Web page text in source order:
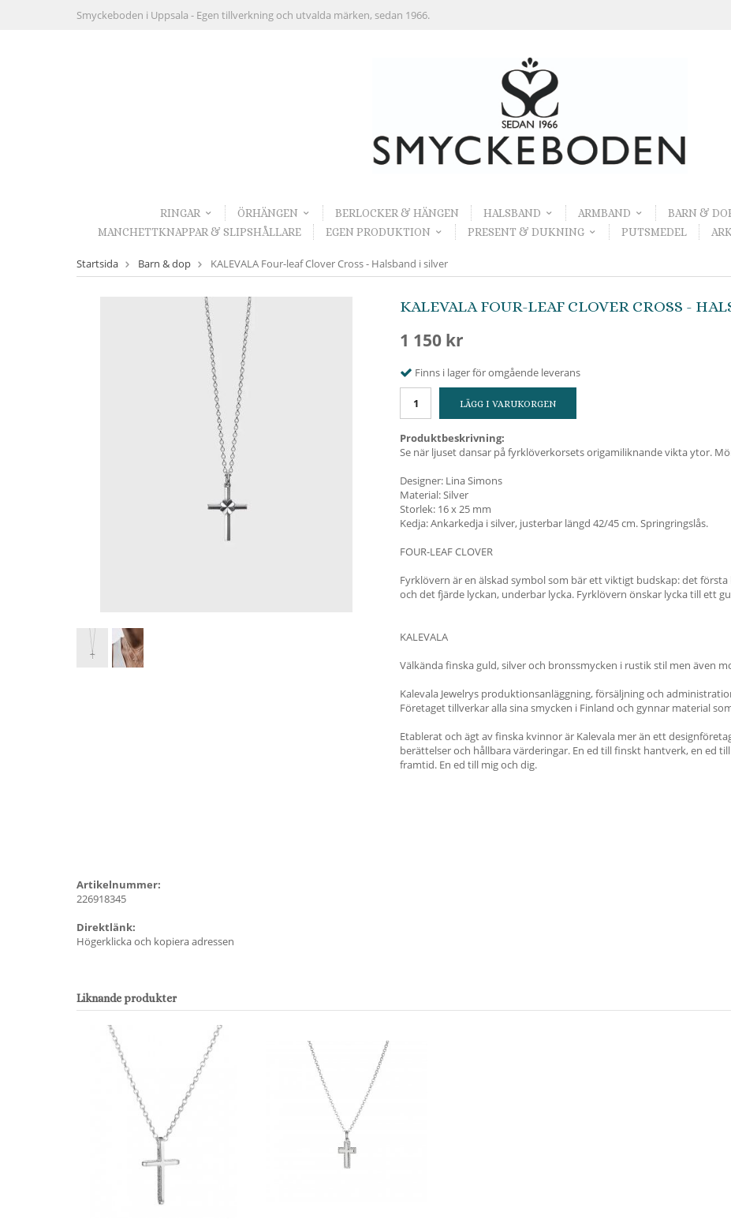
Smyckeboden i Uppsala - Egen tillverkning och utvalda märken, sedan 1966.
RINGAR ÖRHÄNGEN BERLOCKER & HÄNGEN HALSBAND ARMBAND BARN &
MANCHETTKNAPPAR & SLIPSHÅLLARE
EGEN PRODUKTION PRESENT & DUKNING PUTSMEDEL
Startsida Barn & dop KALEVALA Four-leaf Clover Cross - Halsband i silver
KALEVALA FOUR-LEAF CLOVER CROSS -
1 150 kr
Finns i lager för omgående leverans
LÄGG I VARUKORGEN
Produktbeskrivning:
Se när ljuset dansar på fyrklöverkorsets origamiliknande vikta ytor.
Designer: Lina Simons
Material: Silver
Storlek: 16 x 25 mm
Kedja: Ankarkedja i silver, justerbar längd 42/45 cm. Springringslås.
FOUR-LEAF CLOVER
Fyrklövern är en älskad symbol som bär ett viktigt budskap: det
och det fjärde lyckan, underbar lycka. Fyrklövern önskar lycka till ett
KALEVALA
Välkända finska guld, silver och bronssmycken i rustik stil men även
Kalevala Jewelrys produktionsanläggning, försäljning och
Företaget tillverkar alla sina smycken i Finland och gynnar material
Etablerat och ägt av finska kvinnor är Kalevala mer än ett
berättelser och hållbara värderingar. En ed till finskt hantverk, en ed
framtid. En ed till mig och dig.
Artikelnummer:
226918345
Direktlänk:
Högerklicka och kopiera adressen
Liknande produkter